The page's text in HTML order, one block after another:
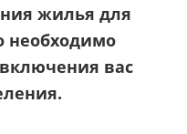
жилья для
необходимо
вас